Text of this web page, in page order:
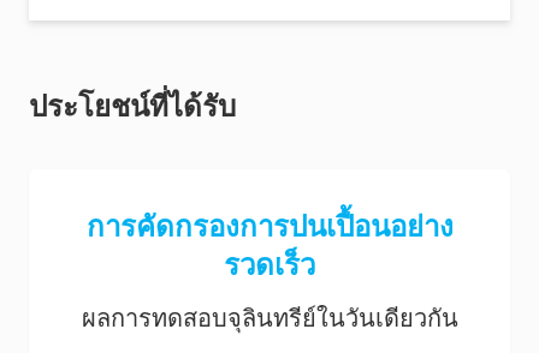
Detection Device
Instructions (ES)
Instructions (PT)
MicroSnap Coliform &
Detection Device
ประโยชน์ที่ได้รับ
การคัดกรองการปนเปื้อนอย่าง
รวดเร็ว
ผลการทดสอบจุลินทรีย์ในวันเดียวกัน